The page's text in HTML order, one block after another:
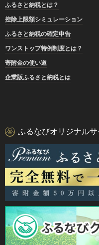
ふるさと納税とは？
控除上限額シミュレーション
ふるさと納税の確定申告
ワンストップ特例制度とは？
寄附金の使い道
企業版ふるさと納税とは
ふるなびオリジナルサ